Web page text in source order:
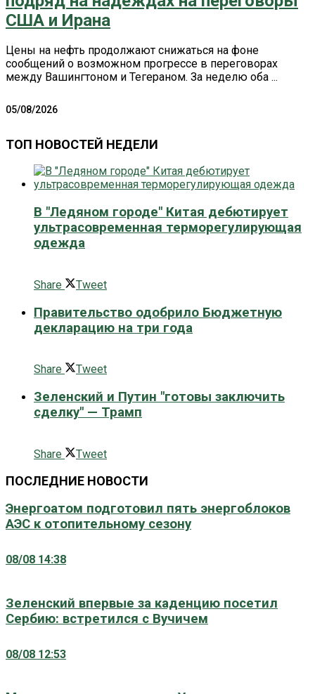
США и Ирана
Цены на нефть продолжают снижаться на фоне
сообщений о возможном прогрессе в переговорах
между Вашингтоном и Тегераном. За неделю оба ...
05/08/2026
ТОП НОВОСТЕЙ НЕДЕЛИ
В "Ледяном городе" Китая дебютирует
ультрасовременная терморегулирующая
одежда
Share
Tweet
Правительство одобрило Бюджетную
декларацию на три года
Share
Tweet
Зеленский и Путин "готовы заключить
сделку" — Трамп
Share
Tweet
ПОСЛЕДНИЕ НОВОСТИ
Энергоатом подготовил пять энергоблоков
АЭС к отопительному сезону
08/08 14:38
Зеленский впервые за каденцию посетил
Сербию: встретился с Вучичем
08/08 12:53